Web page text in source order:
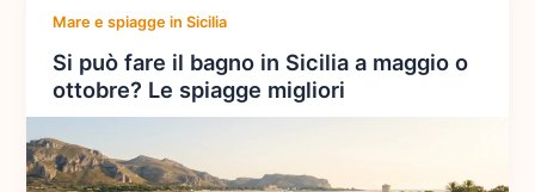
Mare e spiagge in Sicilia
Si può fare il bagno in Sicilia a maggio o
ottobre? Le spiagge migliori